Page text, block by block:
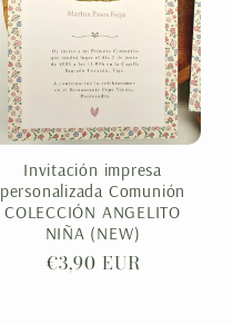
Invitación impresa
personalizada Comunión
COLECCIÓN ANGELITO
NIÑA (NEW)
Precio
€3,90 EUR